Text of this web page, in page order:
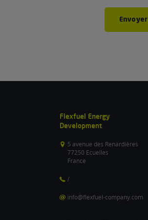
Envoyer
Flexfuel Energy
Development
5 avenue des Renardières
77250 Ecuelles
France
/
info@flexfuel-company.com